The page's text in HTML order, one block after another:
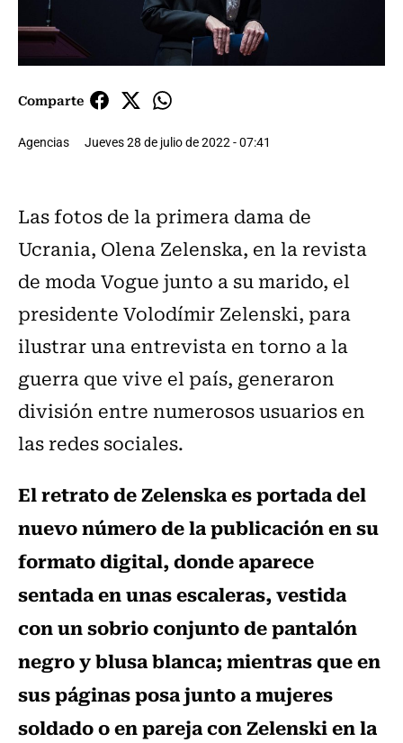
Comparte
Agencias Jueves 28 de julio de 2022 - 07:41
Las fotos de la primera dama de
Ucrania, Olena Zelenska, en la revista
de moda Vogue junto a su marido, el
presidente Volodímir Zelenski, para
ilustrar una entrevista en torno a la
guerra que vive el país, generaron
división entre numerosos usuarios en
las redes sociales.
El retrato de Zelenska es portada del
nuevo número de la publicación en su
formato digital, donde aparece
sentada en unas escaleras, vestida
con un sobrio conjunto de pantalón
negro y blusa blanca; mientras que en
sus páginas posa junto a mujeres
soldado o en pareja con Zelenski en la